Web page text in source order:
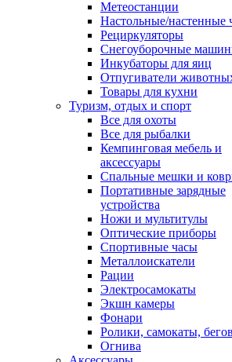
Метеостанции
Настольные/настенные
Рециркуляторы
Снегоуборочные
Инкубаторы для яиц
Отпугиватели
Товары для кухни
Туризм, отдых и спорт
Все для охоты
Все для рыбалки
Кемпинговая мебель и
аксессуары
Спальные мешки и
Портативные зарядные
устройства
Ножи и мультитулы
Оптические приборы
Спортивные часы
Металлоискатели
Рации
Электросамокаты
Экшн камеры
Фонари
Ролики, самокаты,
Огнива